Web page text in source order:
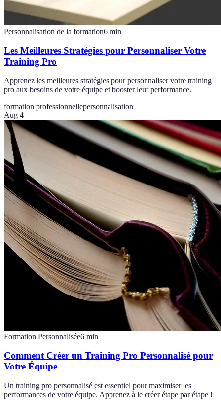
Personnalisation de la formation6 min
Les Meilleures Stratégies pour Personnaliser Votre
Training Pro
Apprenez les meilleures stratégies pour personnaliser votre training
pro aux besoins de votre équipe et booster leur performance.
formation professionnellepersonnalisation
Aug 4
Formation Personnalisée6 min
Comment Créer un Training Pro Personnalisé pour
Votre Équipe
Un training pro personnalisé est essentiel pour maximiser les
performances de votre équipe. Apprenez à le créer étape par étape !